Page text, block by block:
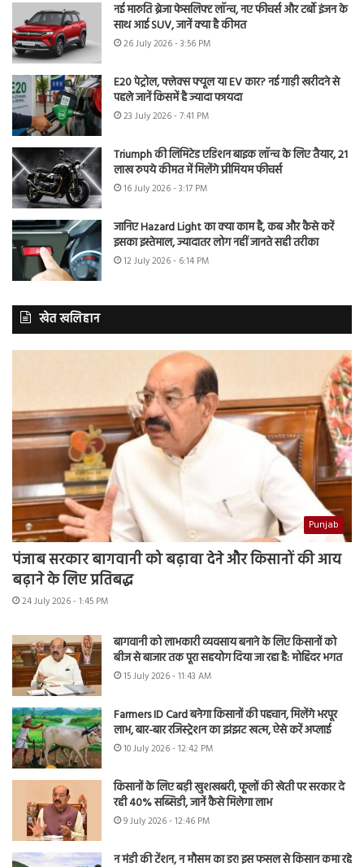
नई मारुति ब्रेजा फेसलिफ्ट लॉन्च, नए फीचर्स और टर्बो इंजन के
साथ आई SUV, जानें क्या है कीमत
26 July 2026 - 3:56 PM
E20 पेट्रोल, फ्लेक्स फ्यूल या EV कार? नई गाड़ी खरीदने से
पहले जानें किसमें है ज्यादा फायदा
23 July 2026 - 7:41 PM
Triumph की लिमिटेड एडिशन बाइक लॉन्च के लिए तैयार, 21
लाख रुपये कीमत में मिलेंगे प्रीमियम फीचर्स
16 July 2026 - 3:17 PM
जानिए Hazard Light का क्या काम है, कब और कैसे करें
इसका इस्तेमाल, ज्यादातर लोग नहीं जानते सही तरीका
12 July 2026 - 6:14 PM
खेत खलिहान
Punjab
पंजाब सरकार बागवानी को बढ़ावा देने और किसानों की आय
बढ़ाने के लिए प्रतिबद्ध
24 July 2026 - 1:45 PM
बागवानी को लाभकारी व्यवसाय बनाने के लिए किसानों को
बीज से बाजार तक पूरा सहयोग दिया जा रहा है: मोहिंदर भगत
15 July 2026 - 11:43 AM
Farmers ID Card बनेगा किसानों की पहचान, मिलेंगे भरपूर
लाभ, बार-बार रजिस्ट्रेशन का झंझट खत्म, ऐसे करें अप्लाई
10 July 2026 - 12:42 PM
किसानों के लिए बड़ी खुशखबरी, फूलों की खेती पर सरकार दे
रही 40% सब्सिडी, जानें कैसे मिलेगा लाभ
9 July 2026 - 12:46 PM
न मंडी की टेंशन, न मौसम का डर! इस फसल से किसान कमा रहे